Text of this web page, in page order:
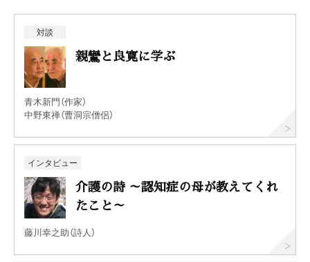
対談
親鸞と良寛に学ぶ
青木新門（作家）
中野東禅（曹洞宗僧侶）
インタビュー
介護の詩 ～認知症の母が教えてくれ
たこと～
藤川幸之助（詩人）